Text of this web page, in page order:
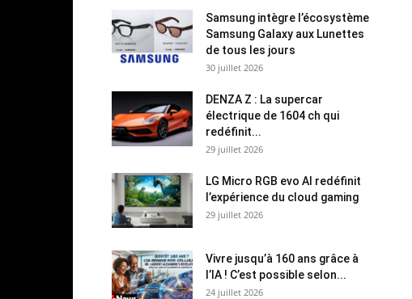
Samsung intègre l’écosystème
Samsung Galaxy aux Lunettes
de tous les jours
30 juillet 2026
DENZA Z : La supercar
électrique de 1604 ch qui
redéfinit...
29 juillet 2026
LG Micro RGB evo AI redéfinit
l’expérience du cloud gaming
29 juillet 2026
Vivre jusqu’à 160 ans grâce à
l’IA ! C’est possible selon...
24 juillet 2026